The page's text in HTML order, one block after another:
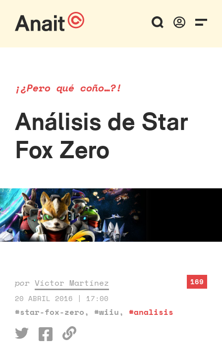
¡¿Pero qué coño…?!
Análisis de Star
Fox Zero
por Víctor Martínez
20 ABRIL 2016 | 17:00
#star-fox-zero, #wiiu, #analisis
169